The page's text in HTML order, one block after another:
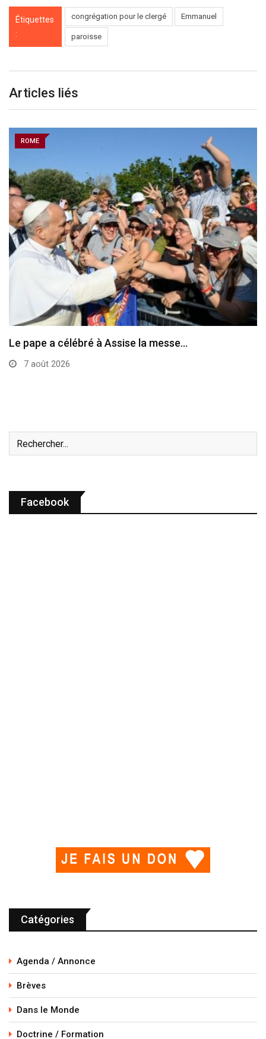
Étiquettes
:
congrégation pour le clergé Emmanuel
paroisse
Articles liés
ROME
Le pape a célébré à Assise la messe…
7 août 2026
Facebook
Catégories
Agenda / Annonce
Brèves
Dans le Monde
Doctrine / Formation